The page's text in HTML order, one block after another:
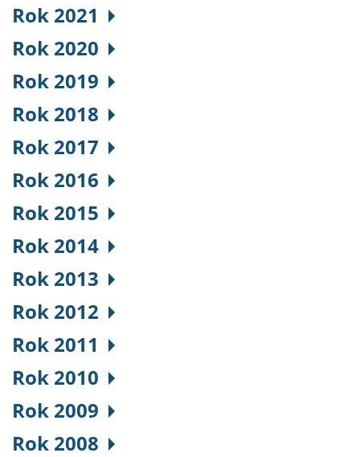
Rok 2021
Rok 2020
Rok 2019
Rok 2018
Rok 2017
Rok 2016
Rok 2015
Rok 2014
Rok 2013
Rok 2012
Rok 2011
Rok 2010
Rok 2009
Rok 2008